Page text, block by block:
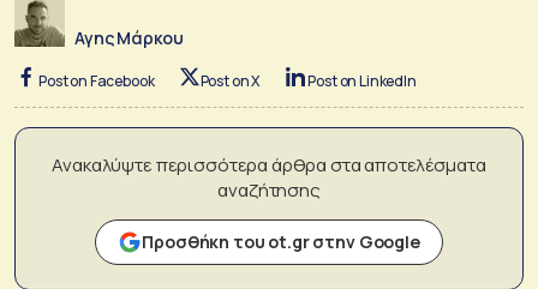
Αγης Μάρκου
Post on Facebook Post on X Post on LinkedIn
Ανακαλύψτε περισσότερα άρθρα στα αποτελέσματα
αναζήτησης
Προσθήκη του ot.gr στην Google